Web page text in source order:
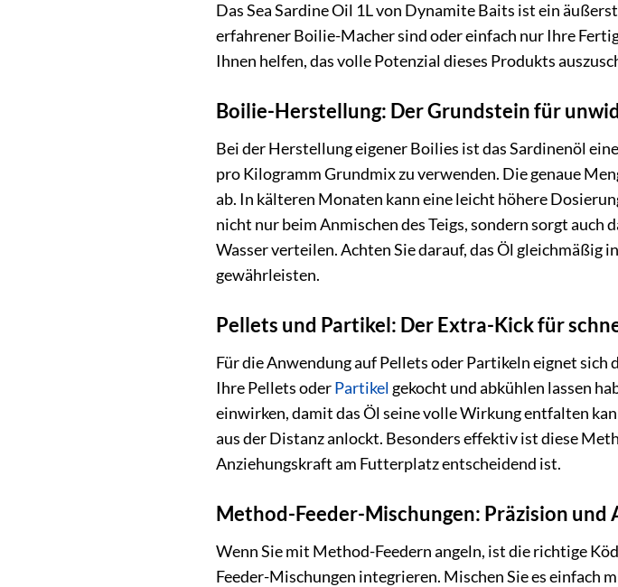
Das Sea Sardine Oil 1L von Dynamite Baits ist ein
erfahrener Boilie-Macher sind oder einfach nur Ihre
Ihnen helfen, das volle Potenzial dieses Produkts
Boilie-Herstellung: Der Grundstein für
Bei der Herstellung eigener Boilies ist das Sardinenöl
pro Kilogramm Grundmix zu verwenden. Die genaue
ab. In kälteren Monaten kann eine leicht höhere
nicht nur beim Anmischen des Teigs, sondern sorgt auch
Wasser verteilen. Achten Sie darauf, das Öl gleichmäßig
gewährleisten.
Pellets und Partikel: Der Extra-Kick für
Für die Anwendung auf Pellets oder Partikeln eignet
Ihre Pellets oderPartikel gekocht und abkühlen lassen
einwirken, damit das Öl seine volle Wirkung entfalten
aus der Distanz anlockt. Besonders effektiv ist diese
Anziehungskraft am Futterplatz entscheidend ist.
Method-Feeder-Mischungen: Präzision
Wenn Sie mit Method-Feedern angeln, ist die richtige
Feeder-Mischungen integrieren. Mischen Sie es einfach